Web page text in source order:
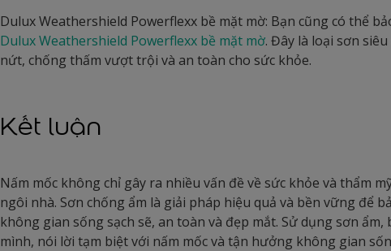
Dulux Weathershield Powerflexx bề mặt mờ: Bạn cũng có thể
Dulux Weathershield Powerflexx bề mặt mờ. Đây là loại sơn
nứt, chống thấm vượt trội và an toàn cho sức khỏe.
Kết luận
Nấm mốc không chỉ gây ra nhiều vấn đề về sức khỏe và thẩm
ngôi nhà. Sơn chống ẩm là giải pháp hiệu quả và bền vững để
không gian sống sạch sẽ, an toàn và đẹp mắt. Sử dụng sơn
mình, nói lời tạm biệt với nấm mốc và tận hưởng không gian